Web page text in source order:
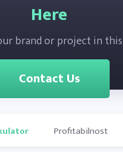
Here
brand or project in this
Contact Us
Profitabilnost